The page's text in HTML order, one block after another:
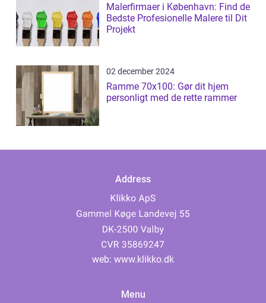
Malerfirmaer i København: Find de
Bedste Profesionelle Malere til Dit
Projekt
02 december 2024
Ramme 70x100: Gør dit hjem
personligt med de rette rammer
Address
web: www.klikko.dk
Menu